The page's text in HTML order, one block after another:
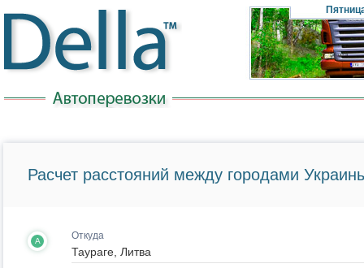
Расчет расстояний между городами
A Откуда